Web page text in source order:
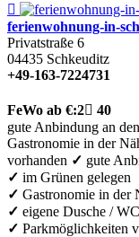

ferienwohnung-in-
Privatstraße 6
04435 Schkeuditz
+49-163-7224731
FeWo ab €:2 40
gute Anbindung an
Gastronomie in der
vorhanden ✓ gute
✓ im Grünen gelegen
✓ Gastronomie in der
✓ eigene Dusche / WC
✓ Parkmöglichkeiten